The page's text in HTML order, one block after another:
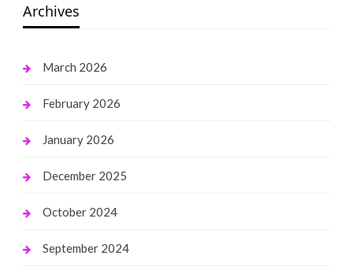
Archives
March 2026
February 2026
January 2026
December 2025
October 2024
September 2024